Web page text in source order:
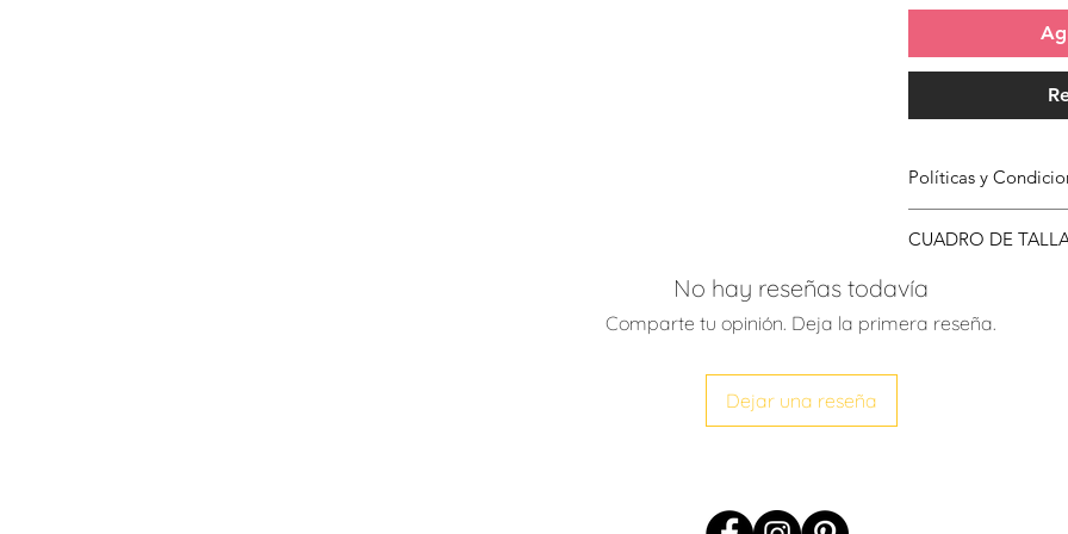
Políticas y
Compra has clic
CUADRO DE
TALLA
No hay reseñas todavía
Comparte tu opinión. Deja la primera reseña.
Dejar una reseña